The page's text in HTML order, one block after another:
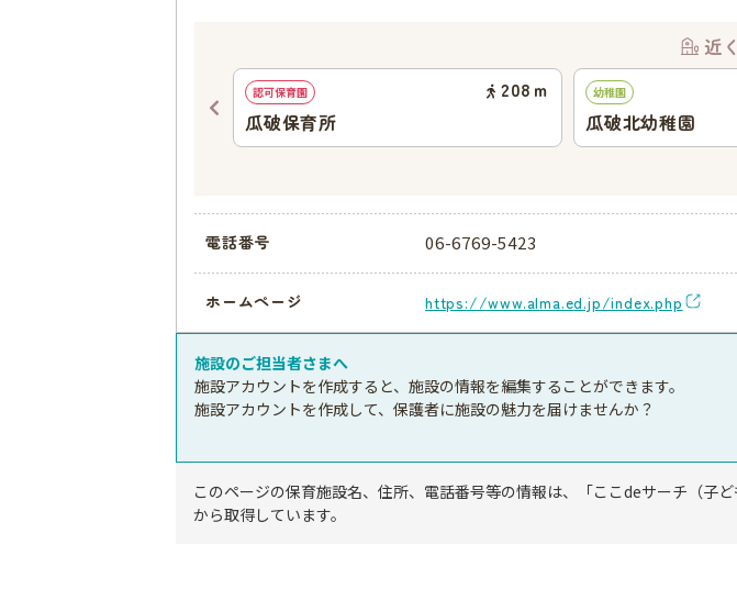
近
認可保育園 208 ｍ
瓜破保育所
幼稚園
瓜破北幼稚園
電話番号 06-6769-5423
ホームページ https://www.alma.ed.jp/index.php
施設のご担当者さまへ
施設アカウントを作成すると、施設の情報を編集することができます。
施設アカウントを作成して、保護者に施設の魅力を届けませんか？
このページの保育施設名、住所、電話番号等の情報は、「ここdeサーチ（子
から取得しています。